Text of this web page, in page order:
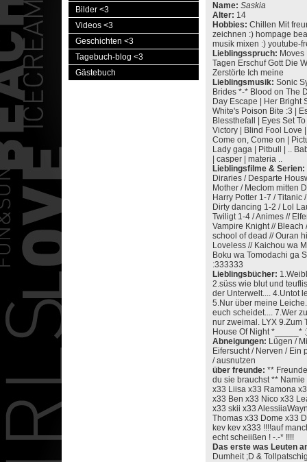
Bilder <3
Videos <3
Geschichten <3
Tagebuch-blog <3
Gästebuch
Name: Saskia
Alter: 14
Hobbies: Chillen Mit
zeichnen :) hompage
musik mixen :) youtube-
Lieblingsspruch: Moves
Tagen Erschuf Gott Die
Zerstörte Ich meine
Lieblingsmusik: Sonic
Brides *-* Blood on The
Day Escape | Her Bright
White's Poison Bite :3 |
Blessthefall | Eyes Set
Victory | Blind Fool Love
Come on, Come on |
Lady gaga | Pitbull | ..
| casper | materia ..
Lieblingsfilme & Serien:
Diraries / Desparte
Mother / Meclom mitten
Harry Potter 1-7 / Titanic
Dirty dancing 1-2 / Lol
Twiligt 1-4 / Animes //
Vampire Knight // Bleach
school of dead // Ouran
Loveless // Kaichou wa
Boku wa Tomodachi ga
:333333
Lieblingsbücher:
2.süss wie blut und
der Unterwelt.... 4.Untot
5.Nur über meine
euch scheidet.... 7.Wer
nur zweimal. LYX 9.Zum
House Of Night *_____*
Abneigungen: Lügen /
Eifersucht / Nerven / Ein
/ ausnutzen
über freunde: **
du sie brauchst **
x33 Liisa x33 Ramona
x33 Ben x33 Nico x33
x33 skii x33
Thomas x33 Dome x33
kev kev x333 !!!!auf
echt scheiißen ! -.-* !!!!
Das erste was Leuten
Dumheit ;D &